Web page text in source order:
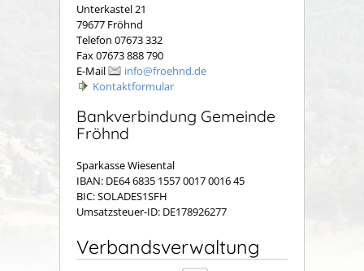
Unterkastel 21
79677 Fröhnd
Telefon 07673 332
Fax 07673 888 790
E-Mail
info@froehnd.de
Kontaktformular
Bankverbindung Gemeinde
Fröhnd
Sparkasse Wiesental
IBAN: DE64 6835 1557 0017 0016 45
BIC: SOLADES1SFH
Umsatzsteuer-ID: DE178926277
Verbandsverwaltung